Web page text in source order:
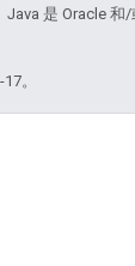
Java 是 Oracle 和
。